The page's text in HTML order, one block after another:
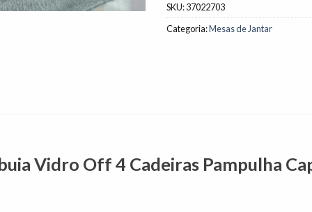
SKU:37022703
Categoria:Mesas de Jantar
Vidro Off 4 Cadeiras Pampulha